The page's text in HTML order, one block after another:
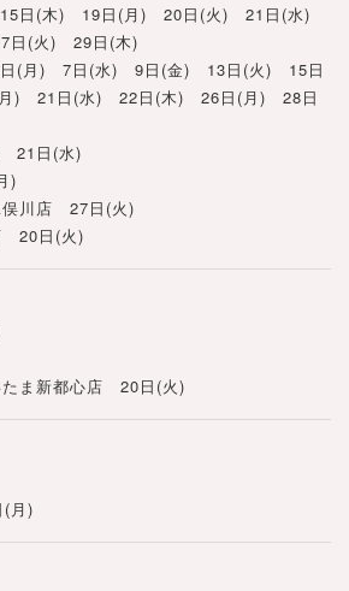
日(木) 19日(月) 20日(火) 21日(水)
日(火) 29日(木)
(月) 7日(水) 9日(金) 13日(火) 15日
) 21日(水) 22日(木) 26日(月) 28日
21日(水)
)
俣川店 27日(火)
20日(火)
たま新都心店 20日(火)
月)